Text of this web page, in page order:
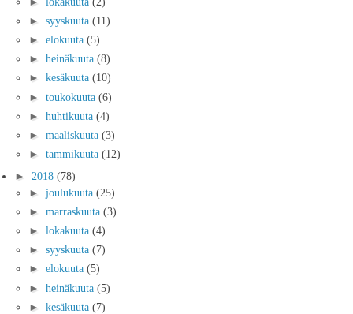
► syyskuuta (11)
► elokuuta (5)
► heinäkuuta (8)
► kesäkuuta (10)
► toukokuuta (6)
► huhtikuuta (4)
► maaliskuuta (3)
► tammikuuta (12)
► 2018 (78)
► joulukuuta (25)
► marraskuuta (3)
► lokakuuta (4)
► syyskuuta (7)
► elokuuta (5)
► heinäkuuta (5)
► kesäkuuta (7)